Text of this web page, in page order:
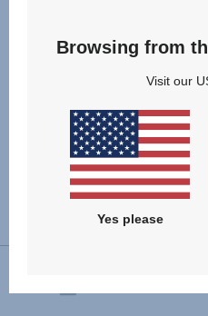
Browsing from
Visit our
Yes please